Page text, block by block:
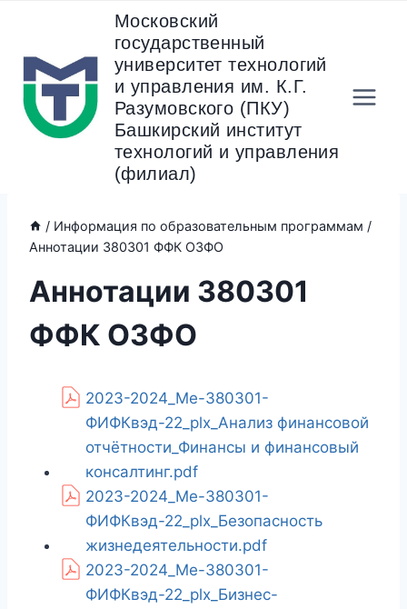
содержанию
Московский
государственный
университет технологий
и управления им. К.Г.
Разумовского (ПКУ)
Башкирский институт
технологий и управления
(филиал)
/ Информация по образовательным программам /
Аннотации 380301 ФФК ОЗФО
Аннотации 380301
ФФК ОЗФО
2023-2024_Ме-380301-
ФИФКвэд-22_plx_Анализ финансовой
отчётности_Финансы и финансовый
консалтинг.pdf
2023-2024_Ме-380301-
ФИФКвэд-22_plx_Безопасность
жизнедеятельности.pdf
2023-2024_Ме-380301-
ФИФКвэд-22_plx_Бизнес-